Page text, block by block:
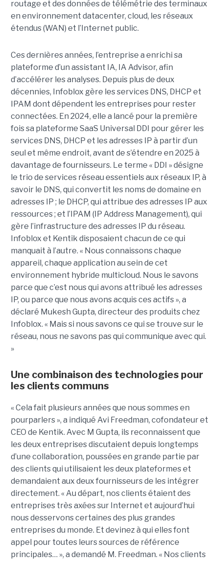
routage et des données de télémétrie des terminaux
en environnement datacenter, cloud, les réseaux
étendus (WAN) et l’Internet public.
Ces dernières années, l’entreprise a enrichi sa
plateforme d’un assistant IA, IA Advisor, afin
d’accélérer les analyses. Depuis plus de deux
décennies, Infoblox gère les services DNS, DHCP et
IPAM dont dépendent les entreprises pour rester
connectées. En 2024, elle a lancé pour la première
fois sa plateforme SaaS Universal DDI pour gérer les
services DNS, DHCP et les adresses IP à partir d’un
seul et même endroit, avant de s’étendre en 2025 à
davantage de fournisseurs. Le terme « DDI » désigne
le trio de services réseau essentiels aux réseaux IP, à
savoir le DNS, qui convertit les noms de domaine en
adresses IP ; le DHCP, qui attribue des adresses IP aux
ressources ; et l’IPAM (IP Address Management), qui
gère l’infrastructure des adresses IP du réseau.
Infoblox et Kentik disposaient chacun de ce qui
manquait à l’autre. « Nous connaissons chaque
appareil, chaque application au sein de cet
environnement hybride multicloud. Nous le savons
parce que c’est nous qui avons attribué les adresses
IP, ou parce que nous avons acquis ces actifs », a
déclaré Mukesh Gupta, directeur des produits chez
Infoblox. « Mais si nous savons ce qui se trouve sur le
réseau, nous ne savons pas qui communique avec qui.
»
Une combinaison des technologies pour
les clients communs
« Cela fait plusieurs années que nous sommes en
pourparlers », a indiqué Avi Freedman, cofondateur et
CEO de Kentik. Avec M Gupta, ils reconnaissent que
les deux entreprises discutaient depuis longtemps
d’une collaboration, poussées en grande partie par
des clients qui utilisaient les deux plateformes et
demandaient aux deux fournisseurs de les intégrer
directement. « Au départ, nos clients étaient des
entreprises très axées sur Internet et aujourd’hui
nous desservons certaines des plus grandes
entreprises du monde. Et devinez à qui elles font
appel pour toutes leurs sources de référence
principales… », a demandé M. Freedman. « Nos clients